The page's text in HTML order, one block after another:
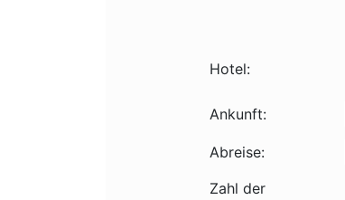
Hotel:
Ankunft:
Abreise:
Zahl der